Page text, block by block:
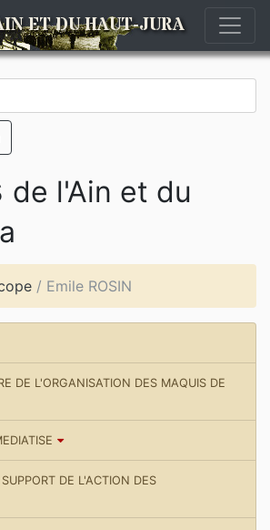
ET DU HAUT-JURA
de l'Ain et du
/ Emile ROSIN
DE L'ORGANISATION DES MAQUIS DE
DE L'ACTION DES